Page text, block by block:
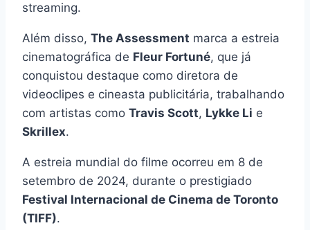
streaming.
Além disso, The Assessment marca a estreia
cinematográfica de Fleur Fortuné, que já
conquistou destaque como diretora de
videoclipes e cineasta publicitária, trabalhando
com artistas como Travis Scott, Lykke Li e
Skrillex.
A estreia mundial do filme ocorreu em 8 de
setembro de 2024, durante o prestigiado
Festival Internacional de Cinema de Toronto
(TIFF).